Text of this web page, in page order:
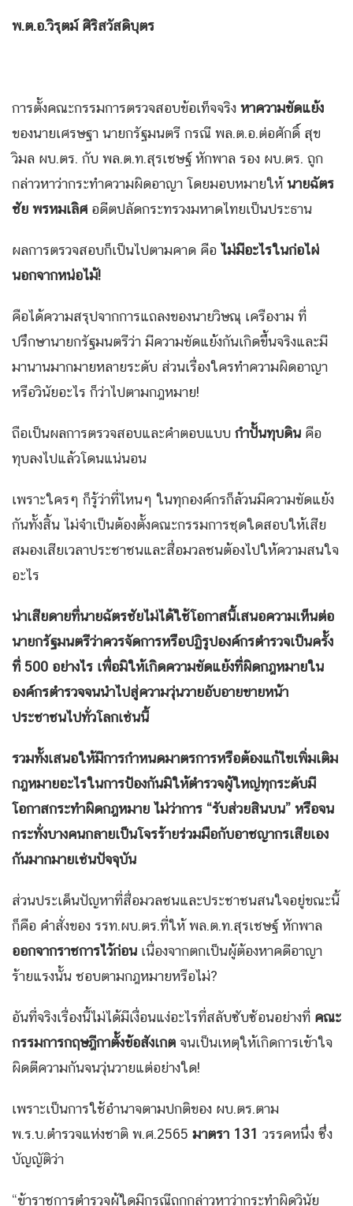
พ.ต.อ.วิรุตม์ ศิริสวัสดิบุตร
การตั้งคณะกรรมการตรวจสอบข้อเท็จจริง หาความขัดแย้ง
ของนายเศรษฐา นายกรัฐมนตรี กรณี พล.ต.อ.ต่อศักดิ์ สุข
วิมล ผบ.ตร. กับ พล.ต.ท.สุรเชษฐ์ หักพาล รอง ผบ.ตร. ถูก
กล่าวหาว่ากระทำความผิดอาญา โดยมอบหมายให้นายฉัตร
ชัย พรหมเลิศ อดีตปลัดกระทรวงมหาดไทยเป็นประธาน
ผลการตรวจสอบก็เป็นไปตามคาด คือ ไม่มีอะไรในก่อไผ่
นอกจากหน่อไม้!
คือได้ความสรุปจากการแถลงของนายวิษณุ เครืองาม ที่
ปรึกษานายกรัฐมนตรีว่า มีความขัดแย้งกันเกิดขึ้นจริงและมี
มานานมากมายหลายระดับ ส่วนเรื่องใครทำความผิดอาญา
หรือวินัยอะไร ก็ว่าไปตามกฎหมาย!
ถือเป็นผลการตรวจสอบและคำตอบแบบ กำปั้นทุบดิน คือ
ทุบลงไปแล้วโดนแน่นอน
เพราะใครๆ ก็รู้ว่าที่ไหนๆ ในทุกองค์กรก็ล้วนมีความขัดแย้ง
กันทั้งสิ้น ไม่จำเป็นต้องตั้งคณะกรรมการชุดใดสอบให้เสีย
สมองเสียเวลาประชาชนและสื่อมวลชนต้องไปให้ความสนใจ
อะไร
น่าเสียดายที่นายฉัตรชัยไม่ได้ใช้โอกาสนี้เสนอความเห็นต่อ
นายกรัฐมนตรีว่าควรจัดการหรือปฏิรูปองค์กรตำรวจเป็นครั้ง
ที่ 500 อย่างไร เพื่อมิให้เกิดความขัดแย้งที่ผิดกฎหมายใน
องค์กรตำรวจจนนำไปสู่ความวุ่นวายอับอายขายหน้า
ประชาชนไปทั่วโลกเช่นนี้
รวมทั้งเสนอให้มีการกำหนดมาตรการหรือต้องแก้ไขเพิ่มเติม
กฎหมายอะไรในการป้องกันมิให้ตำรวจผู้ใหญ่ทุกระดับมี
โอกาสกระทำผิดกฎหมาย ไม่ว่าการ “รับส่วยสินบน” หรือจน
กระทั่งบางคนกลายเป็นโจรร้ายร่วมมือกับอาชญากรเสียเอง
กันมากมายเช่นปัจจุบัน
ส่วนประเด็นปัญหาที่สื่อมวลชนและประชาชนสนใจอยู่ขณะนี้
ก็คือ คำสั่งของ รรท.ผบ.ตร.ที่ให้ พล.ต.ท.สุรเชษฐ์ หักพาล
ออกจากราชการไว้ก่อน เนื่องจากตกเป็นผู้ต้องหาคดีอาญา
ร้ายแรงนั้น ชอบตามกฎหมายหรือไม่?
อันที่จริงเรื่องนี้ไม่ได้มีเงื่อนแง่อะไรที่สลับซับซ้อนอย่างที่ คณะ
กรรมการกฤษฎีกาตั้งข้อสังเกต จนเป็นเหตุให้เกิดการเข้าใจ
ผิดตีความกันจนวุ่นวายแต่อย่างใด!
เพราะเป็นการใช้อำนาจตามปกติของ ผบ.ตร.ตาม
พ.ร.บ.ตำรวจแห่งชาติ พ.ศ.2565 มาตรา 131 วรรคหนึ่ง ซึ่ง
บัญญัติว่า
“ข้าราชการตำรวจผู้ใดมีกรณีถูกกล่าวหาว่ากระทำผิดวินัย